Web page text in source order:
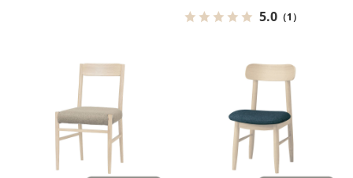
5.0 （1）